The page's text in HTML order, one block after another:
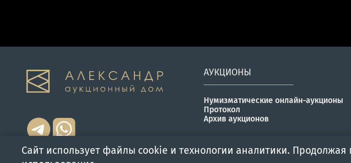
АУКЦИОНЫ
Нумизматические онлайн-аукционы
Протокол
Архив аукционов
Сайт использует файлы cookie и технологии аналитики. Продолжая